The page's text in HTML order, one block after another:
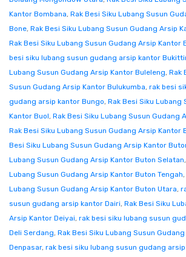
Kantor Bombana, Rak Besi Siku Lubang Susun
Bone, Rak Besi Siku Lubang Susun Gudang Arsip
Rak Besi Siku Lubang Susun Gudang Arsip Kantor
besi siku lubang susun gudang arsip kantor
Lubang Susun Gudang Arsip Kantor Buleleng, Rak
Susun Gudang Arsip Kantor Bulukumba, rak besi
gudang arsip kantor Bungo, Rak Besi Siku Lubang
Kantor Buol, Rak Besi Siku Lubang Susun Gudang
Rak Besi Siku Lubang Susun Gudang Arsip Kantor
Besi Siku Lubang Susun Gudang Arsip Kantor
Lubang Susun Gudang Arsip Kantor Buton Selatan,
Lubang Susun Gudang Arsip Kantor Buton Tengah,
Lubang Susun Gudang Arsip Kantor Buton Utara,
susun gudang arsip kantor Dairi, Rak Besi Siku
Arsip Kantor Deiyai, rak besi siku lubang susun
Deli Serdang, Rak Besi Siku Lubang Susun
Denpasar, rak besi siku lubang susun gudang